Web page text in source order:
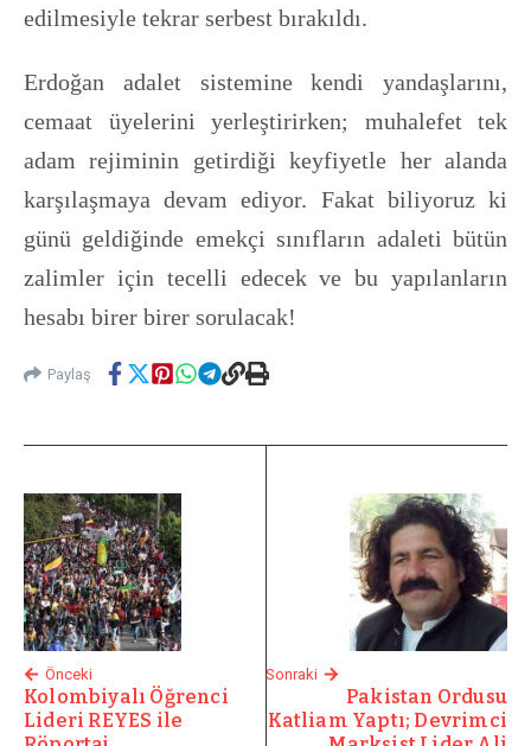
edilmesiyle tekrar serbest bırakıldı.
Erdoğan adalet sistemine kendi yandaşlarını,
cemaat üyelerini yerleştirirken; muhalefet tek
adam rejiminin getirdiği keyfiyetle her alanda
karşılaşmaya devam ediyor. Fakat biliyoruz ki
günü geldiğinde emekçi sınıfların adaleti bütün
zalimler için tecelli edecek ve bu yapılanların
hesabı birer birer sorulacak!
Paylaş
Önceki
Kolombiyalı Öğrenci
Lideri REYES ile
Sonraki
Pakistan Ordusu
Katliam Yaptı; Devrimci